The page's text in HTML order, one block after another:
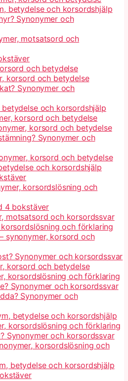
betydelse och korsordshjälp
Synonymer och
motsatsord och
och betydelse
korsord och betydelse
Synonymer och
betydelse och korsordshjälp
korsord och betydelse
korsord och betydelse
Synonymer och
korsord och betydelse
och korsordshjälp
korsordslösning och
4 bokstäver
motsatsord och korsordssvar
och förklaring
synonymer, korsord och
Synonymer och korsordssvar
korsord och betydelse
korsordslösning och förklaring
Synonymer och korsordssvar
Synonymer och
betydelse och korsordshjälp
korsordslösning och förklaring
Synonymer och korsordssvar
korsordslösning och
betydelse och korsordshjälp